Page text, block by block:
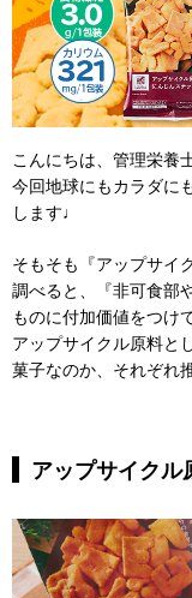
こんにちは、管理栄養
今回地球にもカラダに
します♩
そもそも『アップサイ
調べると、『非可食部
ものに付加価値をつけ
アップサイクル原料と
菓子なのか、それぞれ
アップサイク